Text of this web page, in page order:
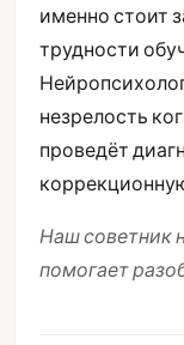
именно стоит
трудности
незрелость
проведёт
Наш советник
помогает